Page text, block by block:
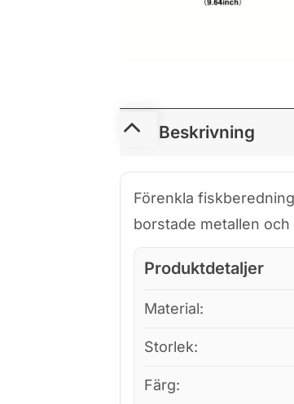
Beskrivning
Förenkla
borstade metallen
Produktdetaljer
Material:
Storlek:
Färg: